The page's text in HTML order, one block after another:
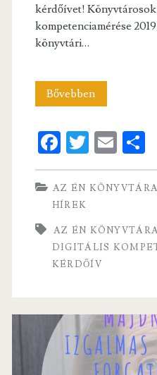
kérdőívet!
kompetenciamérése
könyvtári…
BővebbenKönyvtárosok
mérése
2019
országos
felmérés
Fa
ce
b
o
o
k
T
w
itt
E
m
ai
S
AZ ÉN
HÍREK
AZ ÉN
DIGITÁLIS
KÉRDŐÍV